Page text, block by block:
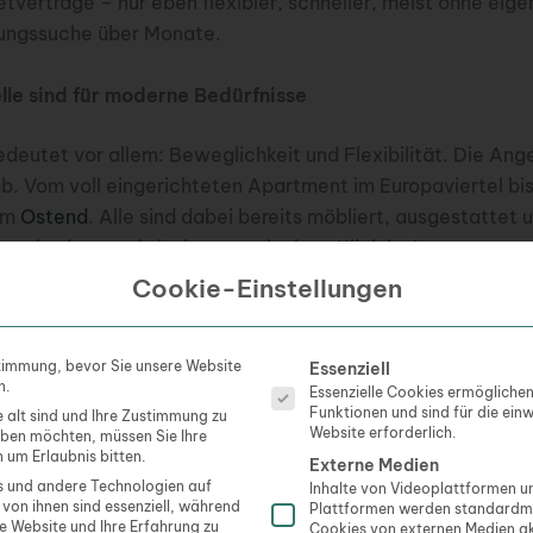
über Monate.
sind für moderne Bedürfnisse
vor allem: Beweglichkeit und Flexibilität. Die
Vom voll eingerichteten Apartment im Europaviertel
Ostend. Alle sind dabei bereits möbliert, ausgestattet
dazu praktisch nur noch einen Klick im Internet.
sind ideal für Phasen, in denen sich vieles verändert.
haben. Dazu kommt der klare Vorteil:
sechs Monate, ein Jahr, oder eben mit der Zeit
möchte.
geprüfte Angebote
Cookie-Einstellungen
bevor Sie unsere Website
alt sind und Ihre Zustimmung zu
möchten, müssen Sie Ihre
um Erlaubnis bitten.
und andere Technologien auf
ihnen sind essenziell, während
Website und Ihre Erfahrung zu
Es folgt eine Liste der
Essenziell
Essenzielle Cookies
Funktionen und sind für die
Website erforderlich.
Externe Medien
Inhalte von Videoplattformen
Plattformen werden
Cookies von externen Medien